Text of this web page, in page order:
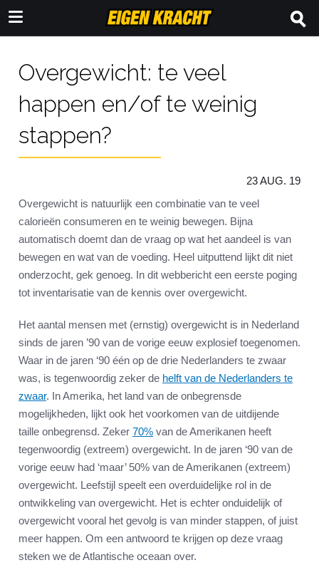
Overgewicht: te veel
happen en/of te weinig
stappen?
23 AUG. 19
Overgewicht is natuurlijk een combinatie van te veel
calorieën consumeren en te weinig bewegen. Bijna
automatisch doemt dan de vraag op wat het aandeel is van
bewegen en wat van de voeding. Heel uitputtend lijkt dit niet
onderzocht, gek genoeg. In dit webbericht een eerste poging
tot inventarisatie van de kennis over overgewicht.
Het aantal mensen met (ernstig) overgewicht is in Nederland
sinds de jaren ’90 van de vorige eeuw explosief toegenomen.
Waar in de jaren ‘90 één op de drie Nederlanders te zwaar
was, is tegenwoordig zeker de helft van de Nederlanders te
zwaar. In Amerika, het land van de onbegrensde
mogelijkheden, lijkt ook het voorkomen van de uitdijende
taille onbegrensd. Zeker 70% van de Amerikanen heeft
tegenwoordig (extreem) overgewicht. In de jaren ‘90 van de
vorige eeuw had ‘maar’ 50% van de Amerikanen (extreem)
overgewicht. Leefstijl speelt een overduidelijke rol in de
ontwikkeling van overgewicht. Het is echter onduidelijk of
overgewicht vooral het gevolg is van minder stappen, of juist
meer happen. Om een antwoord te krijgen op deze vraag
steken we de Atlantische oceaan over.